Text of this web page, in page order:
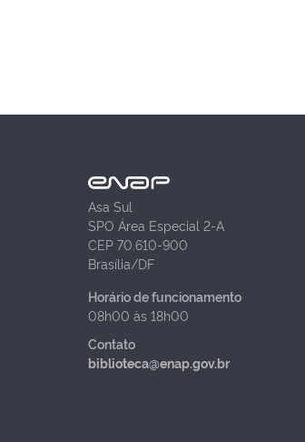
Asa Sul
SPO Área Especial 2-A
CEP 70.610-900
Brasília/DF
Horário de funcionamento
08h00 às 18h00
Contato
biblioteca@enap.gov.br